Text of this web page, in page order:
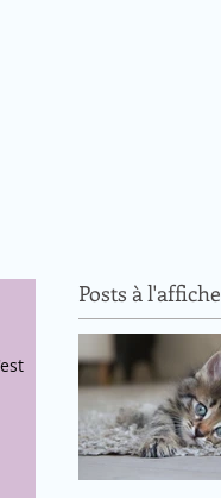
Posts à l'affiche